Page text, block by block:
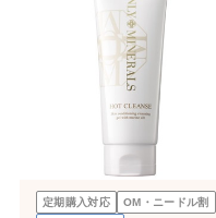
定期購入対応
OM・ニードル割